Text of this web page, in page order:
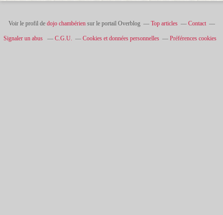
Voir le profil de dojo chambériensur le portail Overblog Top articles Contact
Signaler un abus C.G.U. Cookies et données personnelles Préférences cookies